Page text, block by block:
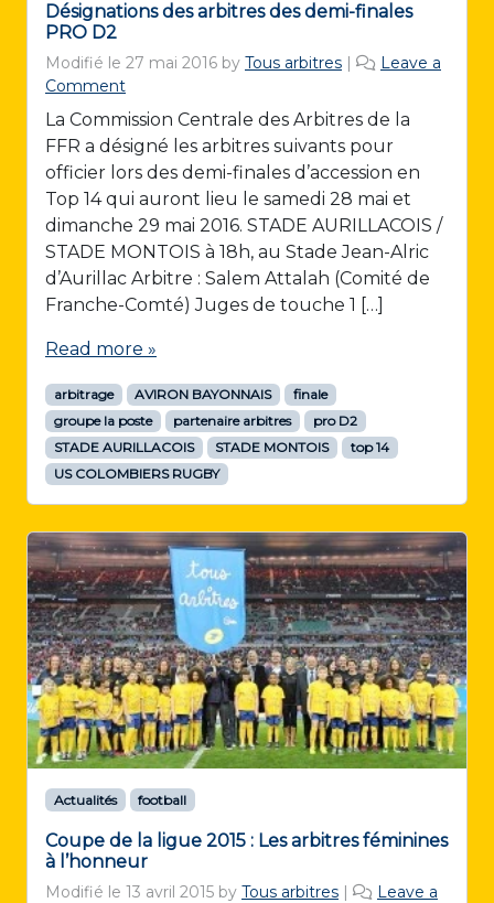
Désignations des arbitres des demi-finales
PRO D2
Modifié le 27 mai 2016 by Tous arbitres |
Leave a
Comment
La Commission Centrale des Arbitres de la
FFR a désigné les arbitres suivants pour
officier lors des demi-finales d’accession en
Top 14 qui auront lieu le samedi 28 mai et
dimanche 29 mai 2016. STADE AURILLACOIS /
STADE MONTOIS à 18h, au Stade Jean-Alric
d’Aurillac Arbitre : Salem Attalah (Comité de
Franche-Comté) Juges de touche 1 […]
Read more »
arbitrage AVIRON BAYONNAIS
finale
groupe la poste
partenaire arbitres
pro D2
STADE AURILLACOIS
STADE MONTOIS
top 14
US COLOMBIERS RUGBY
Actualités football
Coupe de la ligue 2015 : Les arbitres féminines
à l’honneur
Modifié le 13 avril 2015 by Tous arbitres |
Leave a